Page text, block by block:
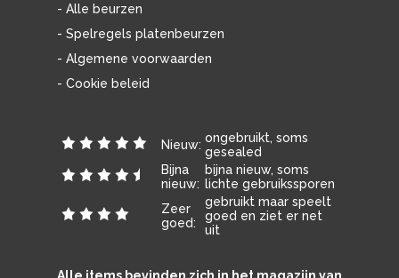
- Alle beurzen
- Spelregels platenbeurzen
- Algemene voorwaarden
- Cookie beleid
Nieuw: ongebruikt, soms
gesealed
Bijna
nieuw:
bijna nieuw, soms
lichte gebruikssporen
Zeer
goed:
gebruikt maar speelt
goed en ziet er net
uit